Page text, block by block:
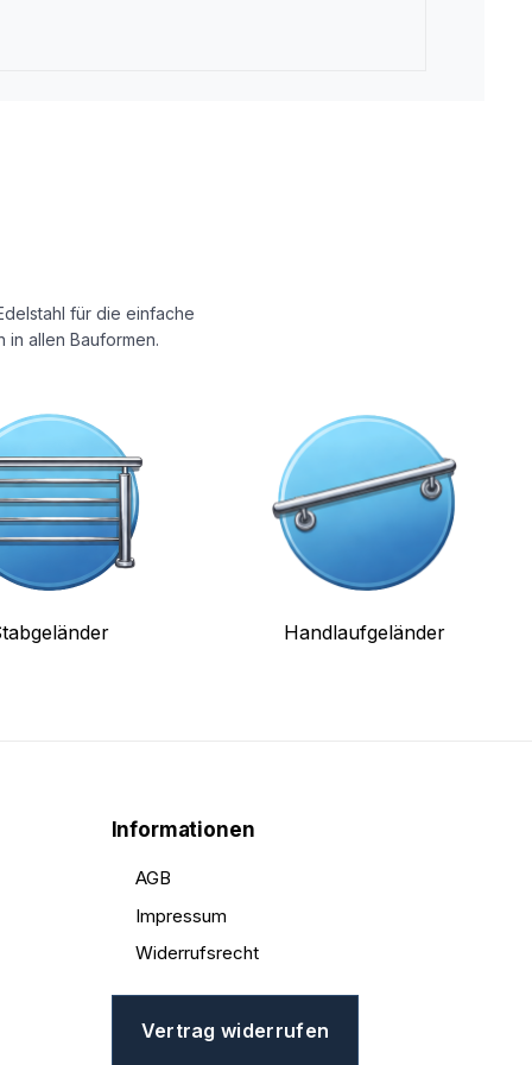
für die einfache
allen Bauformen.
Handlaufgeländer
Informationen
AGB
Impressum
Widerrufsrecht
Vertrag widerrufen